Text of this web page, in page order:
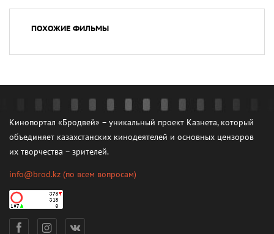
ПОХОЖИЕ ФИЛЬМЫ
Кинопортал «Бродвей» – уникальный проект Казнета, который
объединяет казахстанских кинодеятелей и основных цензоров
их творчества – зрителей.
info@brod.kz (по всем вопросам)